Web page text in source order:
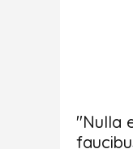
"Nulla